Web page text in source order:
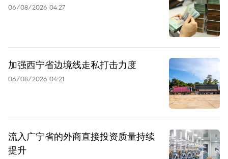
06/08/2026 04:27
加强西宁省边境线走私打击力度
06/08/2026 04:21
流入广宁省的外商直接投资质量持续
提升